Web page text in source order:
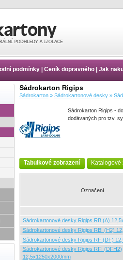
-
podmínky| Ceník dopravného| Jak
Sádrokarton Rigips
Sádrokarton» Sádrokartonové desky»
Sádrokarton Rigips -
dodávaných pro tzv.
Tabulkové zobrazení Katalogové
Označení
Sádrokartonové desky Rigips RB (A)
Sádrokartonové desky Rigips RBI (H2)
Sádrokartonové desky Rigips RF (DF)
Sádrokartonové desky Rigips RFI (DFH2)
12,5x1250x2000mm